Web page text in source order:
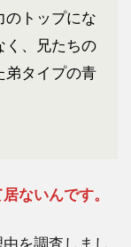
のトップにな
く、兄たちの
弟タイプの青
ないんです。
を調査しまし